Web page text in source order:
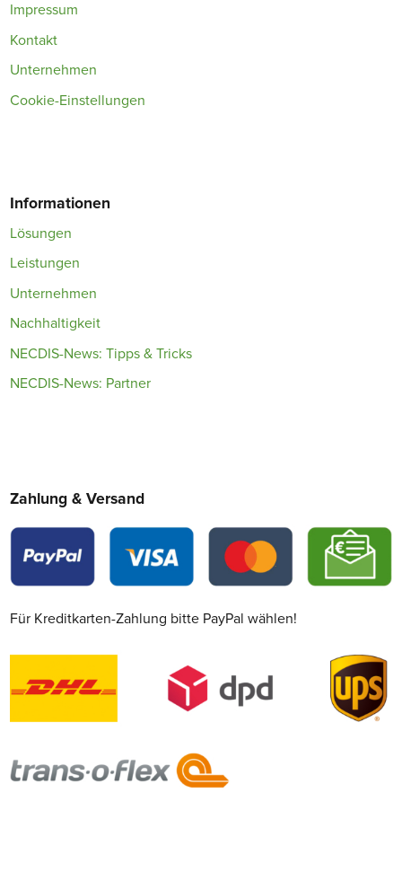
Impressum
Kontakt
Unternehmen
Cookie-Einstellungen
Informationen
Lösungen
Leistungen
Unternehmen
Nachhaltigkeit
NECDIS-News: Tipps & Tricks
NECDIS-News: Partner
Zahlung & Versand
Für Kreditkarten-Zahlung bitte PayPal wählen!